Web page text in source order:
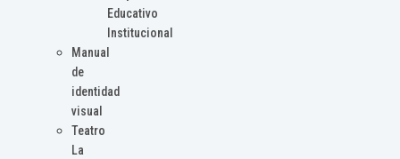
Educativo
Institucional
Manual
de
identidad
visual
Teatro
La